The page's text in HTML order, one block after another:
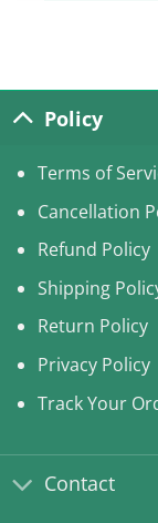
Policy
Terms of
Cancellation
Refund Policy
Shipping
Return Policy
Privacy Policy
Track Your
Contact